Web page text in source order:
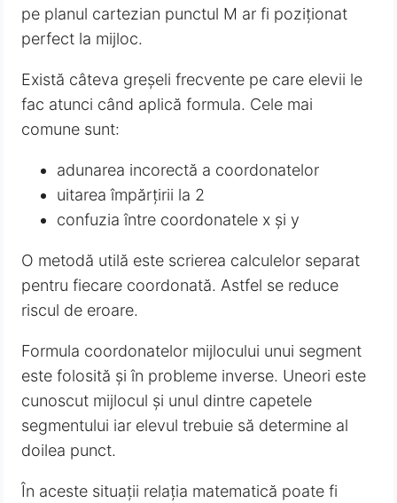
pe planul cartezian punctul M ar fi poziționat
perfect la mijloc.
Există câteva greșeli frecvente pe care elevii le
fac atunci când aplică formula. Cele mai
comune sunt:
adunarea incorectă a coordonatelor
uitarea împărțirii la 2
confuzia între coordonatele x și y
O metodă utilă este scrierea calculelor separat
pentru fiecare coordonată. Astfel se reduce
riscul de eroare.
Formula coordonatelor mijlocului unui segment
este folosită și în probleme inverse. Uneori este
cunoscut mijlocul și unul dintre capetele
segmentului iar elevul trebuie să determine al
doilea punct.
În aceste situații relația matematică poate fi